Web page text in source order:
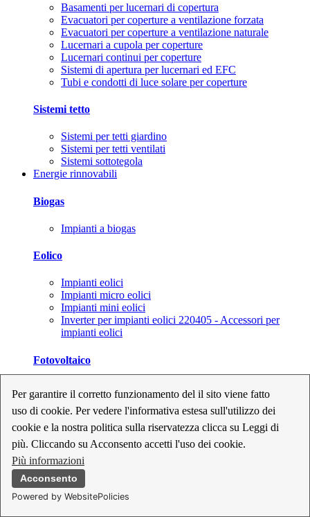
Per garantire il corretto funzionamento del il sito viene fatto
uso di cookie. Per vedere l'informativa estesa sull'utilizzo dei
cookie e la nostra politica sulla riservatezza clicca su Leggi di
più. Cliccando su Acconsento accetti l'uso dei cookie.
Più informazioni
Acconsento
Powered by WebsitePolicies
Basamenti per lucernari di copertura
Evacuatori per coperture a ventilazione forzata
Evacuatori per coperture a ventilazione naturale
Lucernari a cupola per coperture
Lucernari continui per coperture
Sistemi di apertura per lucernari ed EFC
Tubi e condotti di luce solare per coperture
Sistemi tetto
Sistemi per tetti giardino
Sistemi per tetti ventilati
Sistemi sottotegola
Energie rinnovabili
Biogas
Impianti a biogas
Eolico
Impianti eolici
Impianti micro eolici
Impianti mini eolici
Inverter per impianti eolici 220405 - Accessori per
impianti eolici
Fotovoltaico
Inverter per impianti fotovoltaici
Kit per impianti fotovoltaici
Moduli fotovoltaici
Sistemi di monitoraggio per impianti fotovoltaici
Strumenti di collaudo e configurazione per impianti
fotovoltaici
Supporti per impianti fotovoltaici
Geotermia